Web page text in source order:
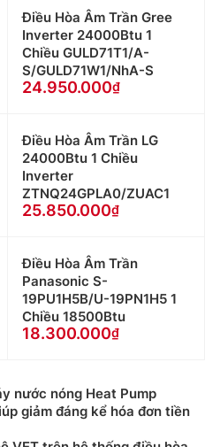
lạnh được lắp đặt sao cho
nước không bị đọng lại
gồm quạt và bảng điều
thụ không đáng kể, chỉ
nóng Điều Hòa Âm
1 chiều có thiết kế
tốt trước những tác
nắng, mưa, gió mạnh,…
đồng cánh nhôm. Gồm 2
và quạt.
điện năng chính của Điều
khoảng 95%.
Điều Hòa Âm Trần Gree
Inverter 24000Btu 1
Chiều GULD71T1/A-
S/GULD71W1/NhA-S
24.950.000
Điều Hòa Âm Trần LG
24000Btu 1 Chiều
Inverter
ZTNQ24GPLA0/ZUAC1
25.850.000
Điều Hòa Âm Trần
Panasonic S-
19PU1H5B/U-19PN1H5 1
Chiều 18500Btu
18.300.000
nước nóng Heat Pump
giảm đáng kể hóa đơn tiền